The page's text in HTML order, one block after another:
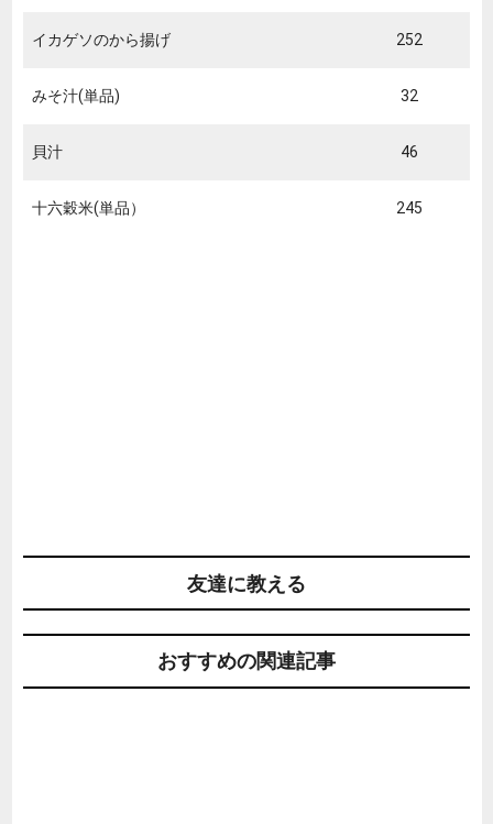
イカゲソのから揚げ 252
みそ汁(単品) 32
貝汁 46
十六穀米(単品） 245
友達に教える
おすすめの関連記事